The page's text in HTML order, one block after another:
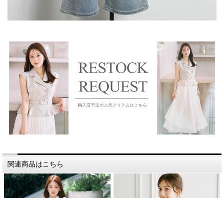
関連商品はこちら